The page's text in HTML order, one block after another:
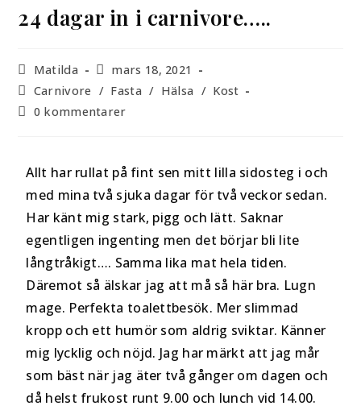
24 dagar in i carnivore…..
Matilda
mars 18, 2021
Carnivore / Fasta / Hälsa / Kost
0 kommentarer
Allt har rullat på fint sen mitt lilla sidosteg i och
med mina två sjuka dagar för två veckor sedan.
Har känt mig stark, pigg och lätt. Saknar
egentligen ingenting men det börjar bli lite
långtråkigt…. Samma lika mat hela tiden.
Däremot så älskar jag att må så här bra. Lugn
mage. Perfekta toalettbesök. Mer slimmad
kropp och ett humör som aldrig sviktar. Känner
mig lycklig och nöjd. Jag har märkt att jag mår
som bäst när jag äter två gånger om dagen och
då helst frukost runt 9.00 och lunch vid 14.00.